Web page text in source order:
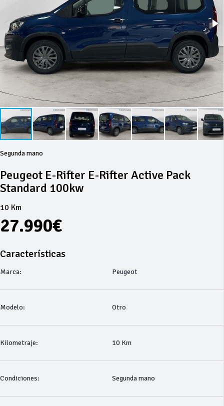
Segunda mano
Peugeot E-Rifter E-Rifter Active Pack
Standard 100kw
10 Km
27.990€
Características
Marca: Peugeot
Modelo: Otro
Kilometraje: 10 Km
Condiciones: Segunda mano